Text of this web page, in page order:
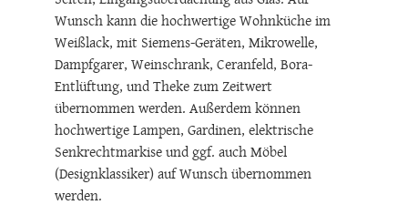
Seiten, Eingangsüberdachung aus Glas. Auf
Wunsch kann die hochwertige Wohnküche im
Weißlack, mit Siemens-Geräten, Mikrowelle,
Dampfgarer, Weinschrank, Ceranfeld, Bora-
Entlüftung, und Theke zum Zeitwert
übernommen werden. Außerdem können
hochwertige Lampen, Gardinen, elektrische
Senkrechtmarkise und ggf. auch Möbel
(Designklassiker) auf Wunsch übernommen